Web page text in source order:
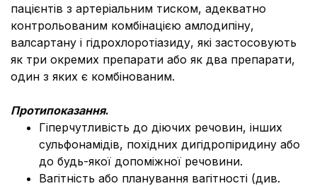
пацієнтів з артеріальним тиском, адекватно
контрольованим комбінацією амлодипіну,
валсартану і гідрохлоротіазиду, які застосовують
як три окремих препарати або як два препарати,
один з яких є комбінованим.
Протипоказання.
Гіперчутливість до діючих речовин, інших
сульфонамідів, похідних дигідропіридину або
до будь-якої допоміжної речовини.
Вагітніcть або планування вагітності (див.